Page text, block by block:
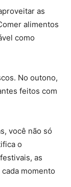
as
alimentos
como
No outono,
feitos com
você não só
o
as
momento